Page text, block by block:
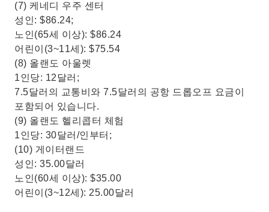
(7) 케네디 우주 센터
성인: $86.24;
노인(65세 이상): $86.24
어린이(3~11세): $75.54
(8) 올랜도 아울렛
1인당: 12달러;
7.5달러의 교통비와 7.5달러의 공항 드롭오프 요금이
포함되어 있습니다.
(9) 올랜도 헬리콥터 체험
1인당: 30달러/인부터;
(10) 게이터랜드
성인: 35.00달러
노인(60세 이상): $35.00
어린이(3~12세): 25.00달러